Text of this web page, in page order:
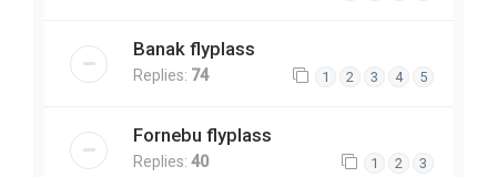
Banak flyplass
Replies: 74 1 2 3 4 5
Fornebu flyplass
Replies: 40 1 2 3